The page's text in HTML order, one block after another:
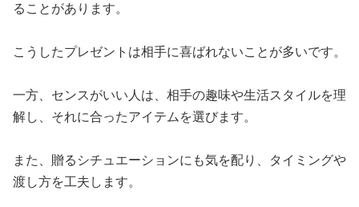
ることがあります。
こうしたプレゼントは相手に喜ばれないことが多いです。
一方、センスがいい人は、相手の趣味や生活スタイルを理
解し、それに合ったアイテムを選びます。
また、贈るシチュエーションにも気を配り、タイミングや
渡し方を工夫します。